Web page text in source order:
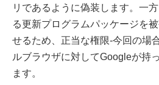
リであるように偽装します。一
る更新プログラムパッケージを
せるため、正当な権限-今回の場
ルブラウザに対してGoogleが持
ます。